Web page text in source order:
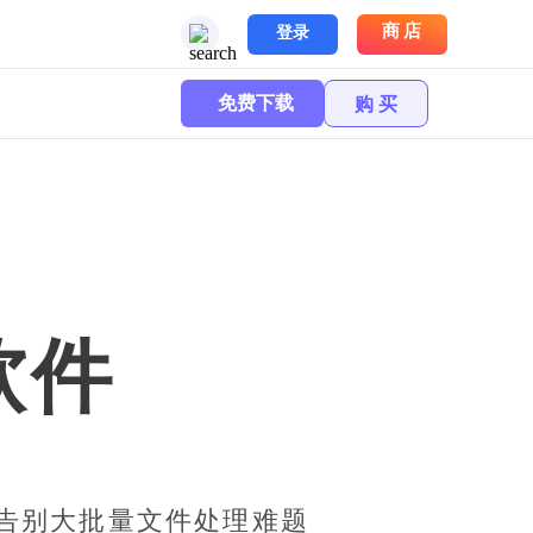
登录 商店
免费下载 购 买
件
别大批量文件处理难题